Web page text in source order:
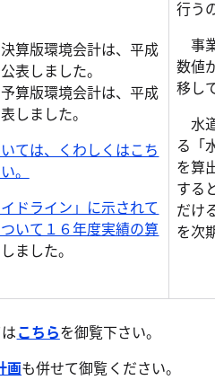
行う
事
数値
移し
水
る「
を算
する
だけ
を次
算版環境会計は、平成
表しました。
算版環境会計は、平成
しました。
ては、くわしくはこち
。
ドライン」に示されて
いて１６年度実績の算
ました。
こちらを御覧下さい。
画も併せて御覧ください。